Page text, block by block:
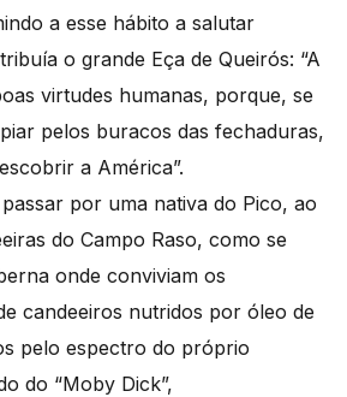
a esse hábito a salutar
o grande Eça de Queirós: “A
virtudes humanas, porque, se
pelos buracos das fechaduras,
a América”.
por uma nativa do Pico, ao
do Campo Raso, como se
onde conviviam os
candeeiros nutridos por óleo de
pelo espectro do próprio
do “Moby Dick”,